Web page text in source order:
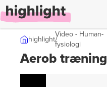
highlightVideo - Human­
fysiologi
Aerob træning